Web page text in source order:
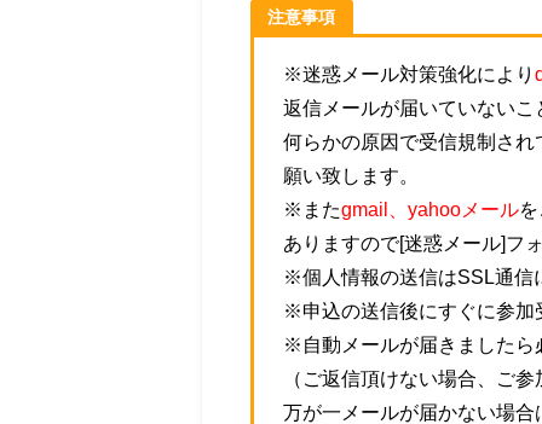
注意事項
※迷惑メール対策強化により
返信メールが届いていない
何らかの原因で受信規制さ
願い致します。
※またgmail、yahooメール
ありますので[迷惑メール]フ
※個人情報の送信はSSL通信
※申込の送信後にすぐに参加
※自動メールが届きましたら
（ご返信頂けない場合、ご
万が一メールが届かない場